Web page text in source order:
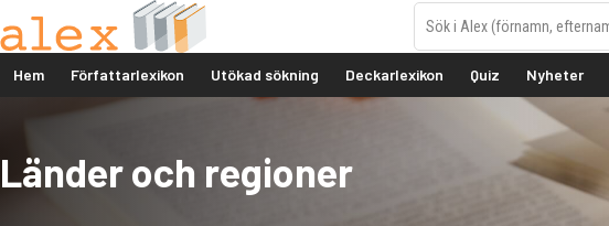
Hem Författarlexikon Utökad sökning Deckarlexikon Quiz Nyheter
Länder och regioner